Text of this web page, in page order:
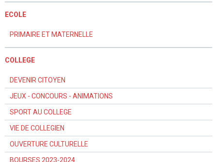
ECOLE
PRIMAIRE ET MATERNELLE
COLLEGE
DEVENIR CITOYEN
JEUX - CONCOURS - ANIMATIONS
SPORT AU COLLEGE
VIE DE COLLEGIEN
OUVERTURE CULTURELLE
BOURSES 2023-2024